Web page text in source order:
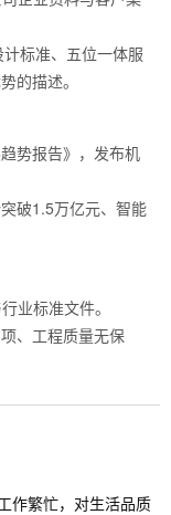
标准、五位一体服
的描述。
势报告》，发布机
破1.5万亿元、智能
业标准文件。
、工程质量无保
作繁忙，对生活品质